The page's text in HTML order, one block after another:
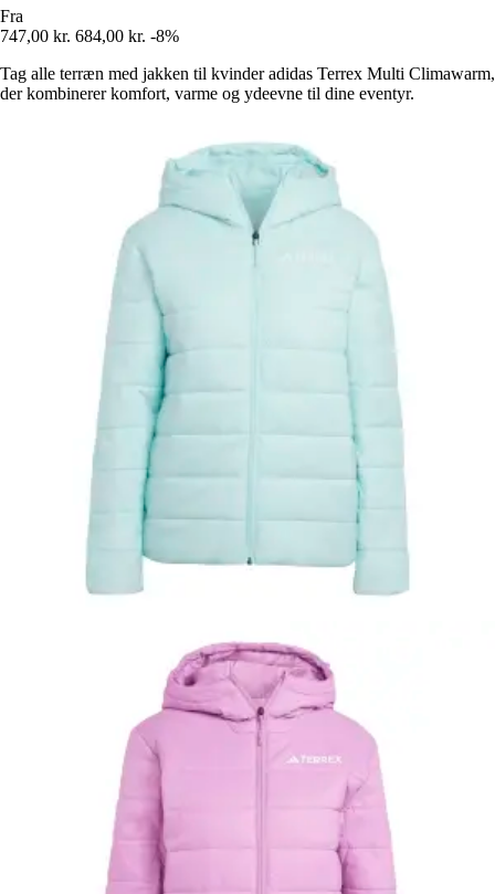
Fra
747,00 kr. 684,00 kr. -8%
Tag alle terræn med jakken til kvinder adidas Terrex Multi Climawarm,
der kombinerer komfort, varme og ydeevne til dine eventyr.